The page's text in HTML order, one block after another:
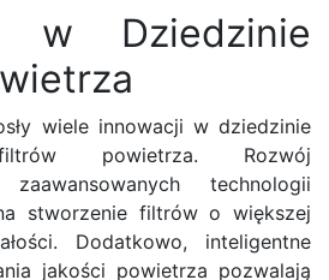
w Dziedzinie
wiele innowacji w dziedzinie
filtrów powietrza. Rozwój
technologii
stworzenie filtrów o większej
Dodatkowo, inteligentne
jakości powietrza pozwalają